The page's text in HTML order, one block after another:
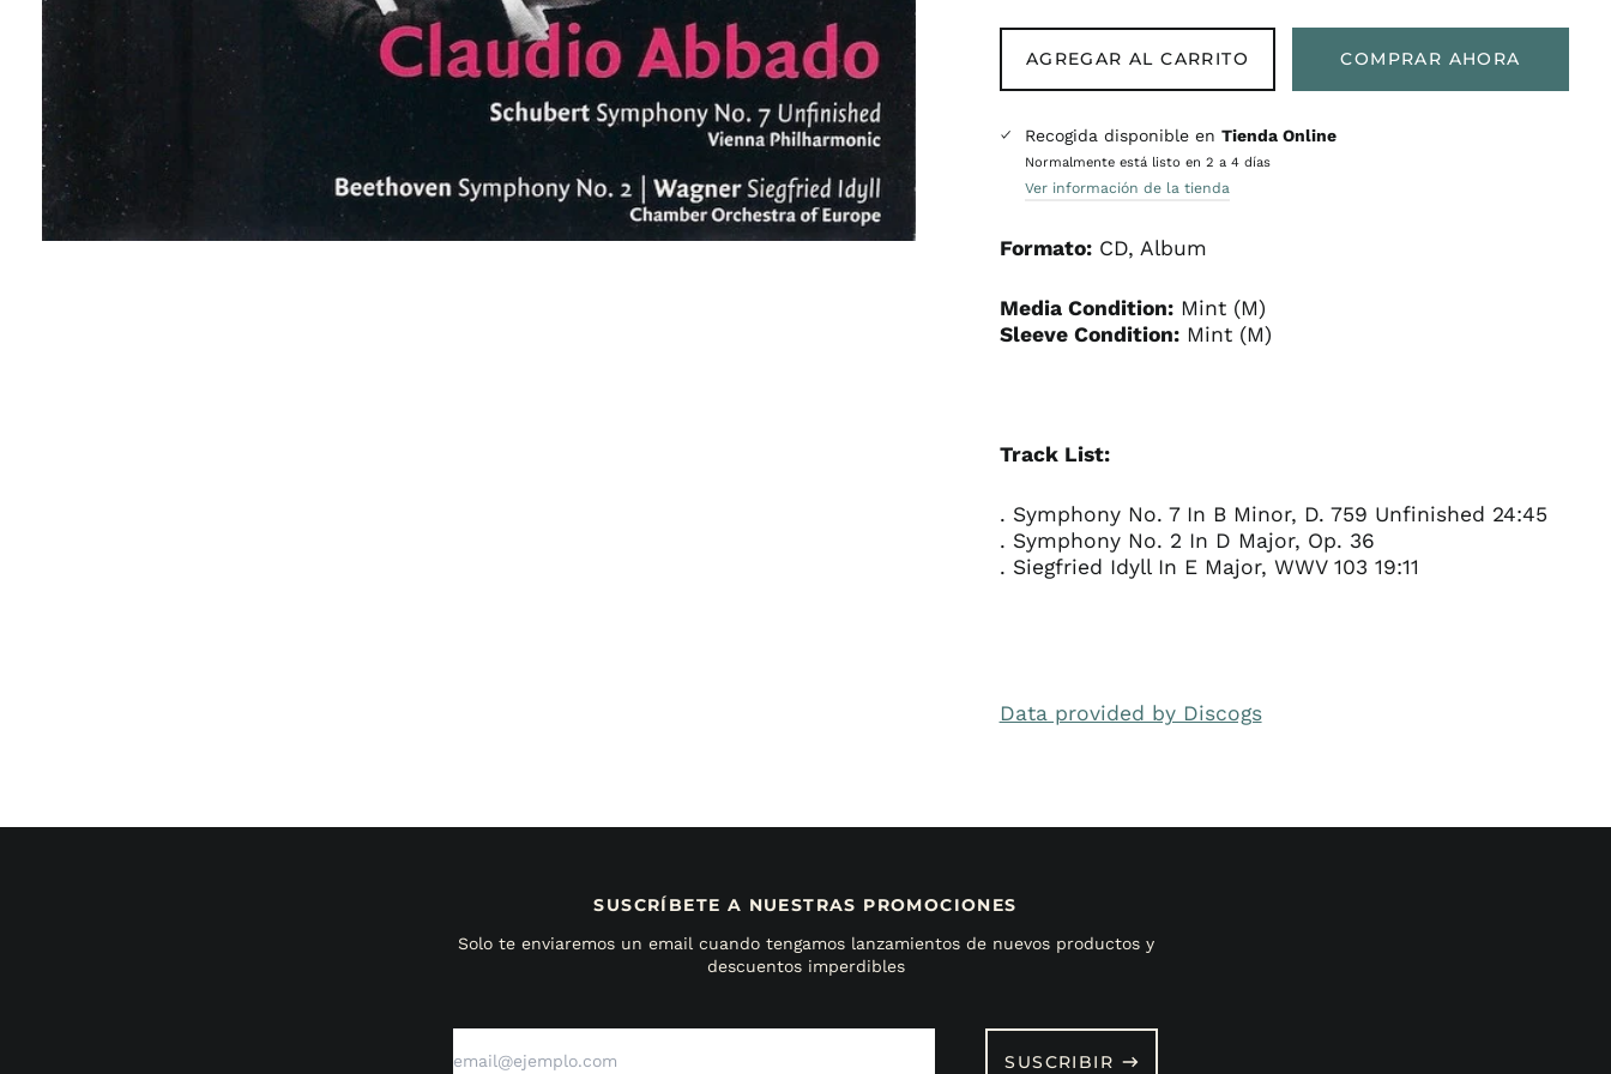
AGREGAR AL CARRITO COMPRAR AHORA
Recogida disponible en Tienda Online
Normalmente está listo en 2 a 4 días
Ver información de la tienda
Formato:CD, Album
Media Condition:Mint (M)
Sleeve Condition:Mint (M)
Track List:
. Symphony No. 7 In B Minor, D. 759 Unfinished 24:45
. Symphony No. 2 In D Major, Op. 36
. Siegfried Idyll In E Major, WWV 103 19:11
Data provided by Discogs
SUSCRÍBETE A NUESTRAS PROMOCIONES
Solo te enviaremos un email cuando tengamos lanzamientos de nuevos productos y
descuentos imperdibles
SUSCRIBIR